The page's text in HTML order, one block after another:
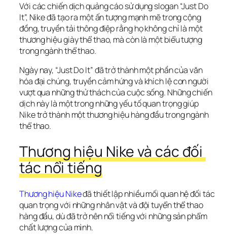
Với các chiến dịch quảng cáo sử dụng slogan “Just Do
It”, Nike đã tạo ra một ấn tượng mạnh mẽ trong cộng
đồng, truyền tải thông điệp rằng họ không chỉ là một
thương hiệu giày thể thao, mà còn là một biểu tượng
trong ngành thể thao.
Ngày nay, “Just Do It” đã trở thành một phần của văn
hóa đại chúng, truyền cảm hứng và khích lệ con người
vượt qua những thử thách của cuộc sống. Những chiến
dịch này là một trong những yếu tố quan trọng giúp
Nike trở thành một thương hiệu hàng đầu trong ngành
thể thao.
Thương hiệu Nike và các đối
tác nổi tiếng
Thương hiệu Nike đã thiết lập nhiều mối quan hệ đối tác
quan trọng với những nhân vật và đội tuyển thể thao
hàng đầu, dù đã trở nên nổi tiếng với những sản phẩm
chất lượng của mình.